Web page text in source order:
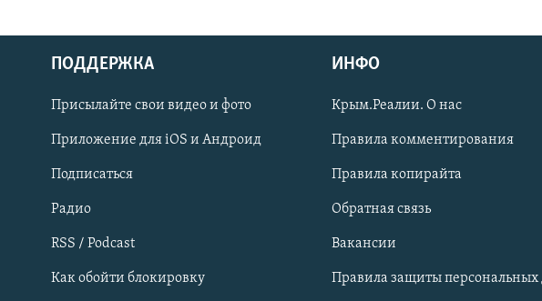
Українською
Qırımtatar
ПРИСОЕДИНЯЙТЕСЬ!
ПОДДЕРЖКА
Присылайте свои видео и фото
Приложение для iOS и Андроид
Подписаться
Радио
RSS / Podcast
Как обойти блокировку
ИНФО
Крым.Реалии. О нас
Правила комментирования
Правила копирайта
Обратная связь
Вакансии
Правила защиты